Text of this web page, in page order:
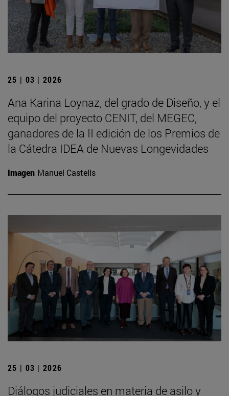
25 | 03 | 2026
Ana Karina Loynaz, del grado de Diseño, y el
equipo del proyecto CENIT, del MEGEC,
ganadores de la II edición de los Premios de
la Cátedra IDEA de Nuevas Longevidades
Imagen Manuel Castells
25 | 03 | 2026
Diálogos judiciales en materia de asilo y